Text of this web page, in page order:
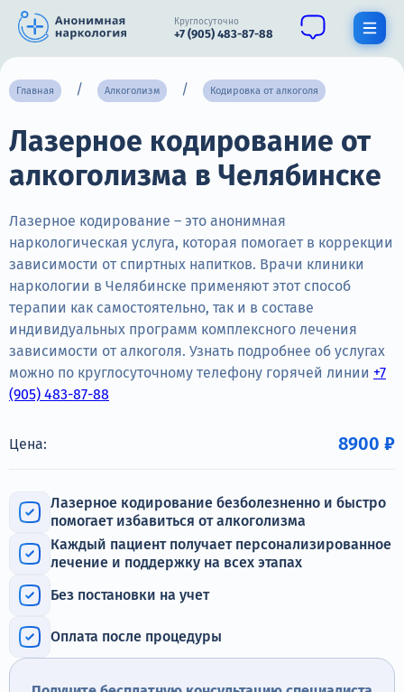
Круглосуточно
+7 (905) 483-87-88
О нас
Наркомания
Нарколог
Стационар
Психиатрия
Цены
Контакты
Круглосуточно, анонимно
Адрес call-центра
Челябинск, улица Горького, 24
Главная Алкоголизм Кодировка от алкоголя
Лазерное кодирование от
алкоголизма в Челябинске
Лазерное кодирование – это анонимная
наркологическая услуга, которая помогает в коррекции
зависимости от спиртных напитков. Врачи клиники
наркологии в Челябинске применяют этот способ
терапии как самостоятельно, так и в составе
индивидуальных программ комплексного лечения
зависимости от алкоголя. Узнать подробнее об услугах
можно по круглосуточному телефону горячей линии +7
(905) 483-87-88
Цена: 8900 ₽
Лазерное кодирование безболезненно и быстро
помогает избавиться от алкоголизма
Каждый пациент получает персонализированное
лечение и поддержку на всех этапах
Без постановки на учет
Оплата после процедуры